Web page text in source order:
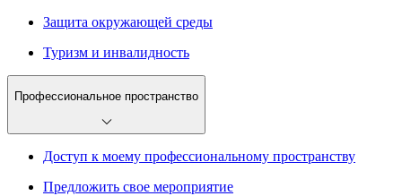
Защита окружающей среды
Туризм и инвалидность
Профессиональное пространство
Доступ к моему профессиональному пространству
Предложить свое мероприятие